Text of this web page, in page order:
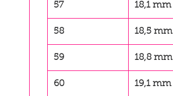
57 18,1 mm
58 18,5 mm
59 18,8 mm
60 19,1 mm